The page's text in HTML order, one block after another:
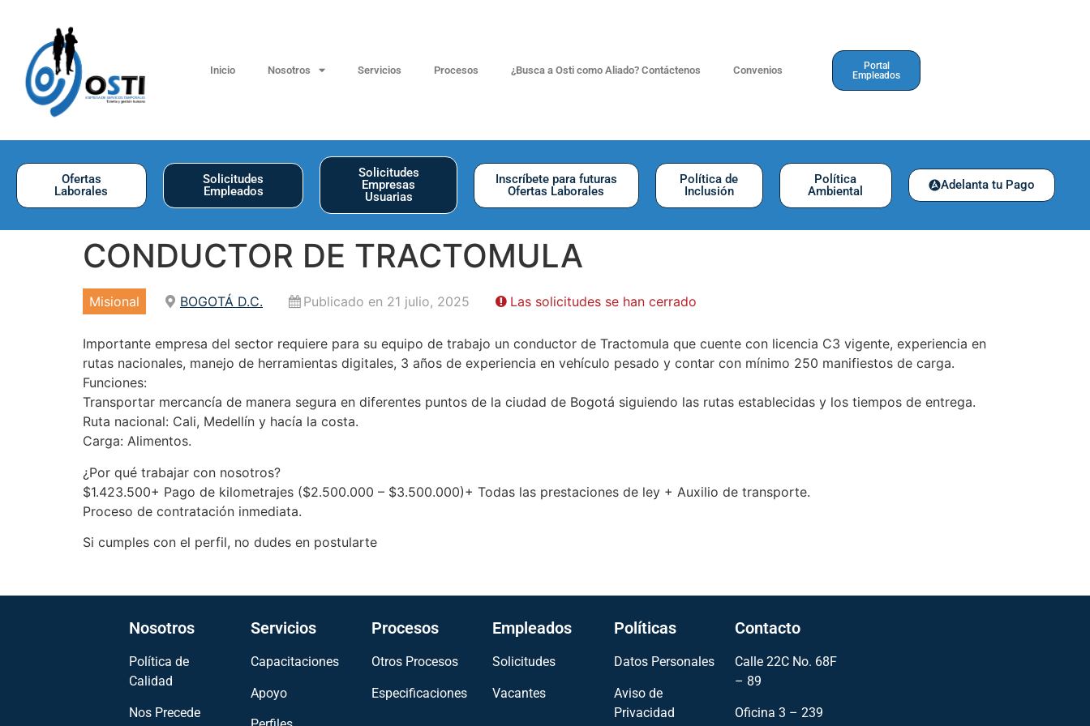
Inicio Nosotros Servicios Procesos ¿Busca a Osti como Aliado? Contáctenos Convenios
Portal
Empleados
Ofertas
Laborales
Solicitudes
Empleados
Solicitudes
Empresas
Usuarias
Inscríbete para futuras
Ofertas Laborales
Política de
Inclusión
Política
Ambiental
Adelanta tu Pago
CONDUCTOR DE TRACTOMULA
Misional BOGOTÁ D.C. Publicado en 21 julio, 2025 Las solicitudes se han cerrado
Importante empresa del sector requiere para su equipo de trabajo un conductor de Tractomula que cuente con licencia C3 vigente, experiencia en
rutas nacionales, manejo de herramientas digitales, 3 años de experiencia en vehículo pesado y contar con mínimo 250 manifiestos de carga.
Funciones:
Transportar mercancía de manera segura en diferentes puntos de la ciudad de Bogotá siguiendo las rutas establecidas y los tiempos de entrega.
Ruta nacional: Cali, Medellín y hacía la costa.
Carga: Alimentos.
¿Por qué trabajar con nosotros?
$1.423.500+ Pago de kilometrajes ($2.500.000 – $3.500.000)+ Todas las prestaciones de ley + Auxilio de transporte.
Proceso de contratación inmediata.
Si cumples con el perfil, no dudes en postularte
Nosotros
Política de
Calidad
Nos Precede
Servicios
Capacitaciones
Apoyo
Procesos
Otros Procesos
Especificaciones
Empleados
Solicitudes
Vacantes
Políticas
Datos Personales
Aviso de
Privacidad
Contacto
Calle 22C No. 68F
– 89
Oficina 3 – 239